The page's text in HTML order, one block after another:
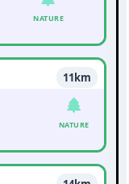
NATURE
11km
NATURE